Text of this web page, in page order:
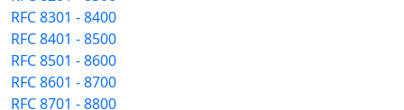
RFC 8301 - 8400
RFC 8401 - 8500
RFC 8501 - 8600
RFC 8601 - 8700
RFC 8701 - 8800